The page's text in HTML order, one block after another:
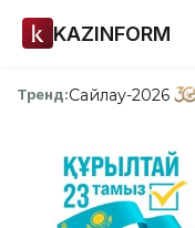
KAZINFORM
Тренд:Сайлау-2026